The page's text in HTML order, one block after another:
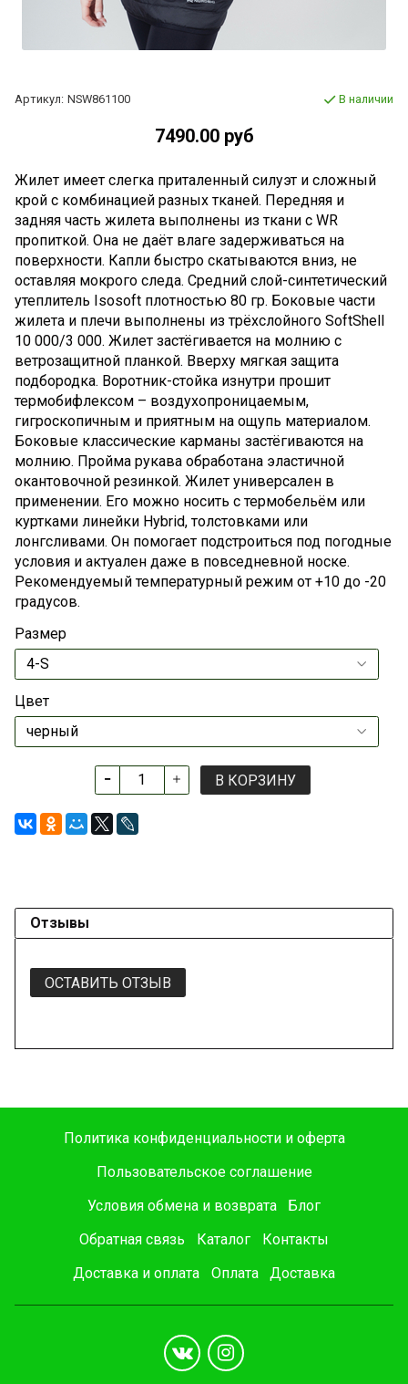
Артикул: NSW861100 В наличии
7490.00 руб
Жилет имеет слегка приталенный силуэт и сложный
крой с комбинацией разных тканей. Передняя и
задняя часть жилета выполнены из ткани с WR
пропиткой. Она не даёт влаге задерживаться на
поверхности. Капли быстро скатываются вниз, не
оставляя мокрого следа. Средний слой-синтетический
утеплитель Isosoft плотностью 80 гр. Боковые части
жилета и плечи выполнены из трёхслойного SoftShell
10 000/3 000. Жилет застёгивается на молнию с
ветрозащитной планкой. Вверху мягкая защита
подбородка. Воротник-стойка изнутри прошит
термобифлексом – воздухопроницаемым,
гигроскопичным и приятным на ощупь материалом.
Боковые классические карманы застёгиваются на
молнию. Пройма рукава обработана эластичной
окантовочной резинкой. Жилет универсален в
применении. Его можно носить с термобельём или
куртками линейки Hybrid, толстовками или
лонгсливами. Он помогает подстроиться под погодные
условия и актуален даже в повседневной носке.
Рекомендуемый температурный режим от +10 до -20
градусов.
Размер
Цвет
В КОРЗИНУ
Отзывы
ОСТАВИТЬ ОТЗЫВ
Политика конфиденциальности и оферта
Пользовательское соглашение
Условия обмена и возврата
Блог
Обратная связь
Каталог
Контакты
Доставка и оплата
Оплата Доставка